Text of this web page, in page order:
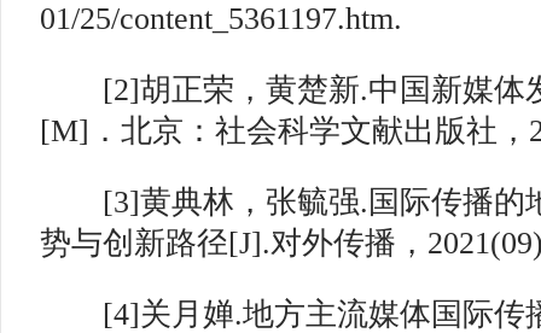
01/25/content_5361197.htm.
[2]胡正荣，黄楚新.中国新媒体
[M]．北京：社会科学文献出版社，
[3]黄典林，张毓强.国际传播的
势与创新路径[J].对外传播，
[4]关月婵.地方主流媒体国际传